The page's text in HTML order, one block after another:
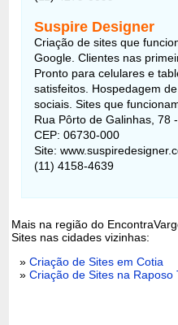
Suspire Designer
Criação de sites que
Google. Clientes nas
Pronto para celulares e
satisfeitos. Hospedagem
sociais. Sites que
Rua Pôrto de Galinhas, 78
CEP: 06730-000
Site:
(11) 4158-4639
Mais na região do
Sites nas cidades vizinhas:
»Criação de Sites em Cotia
»Criação de Sites na Raposo